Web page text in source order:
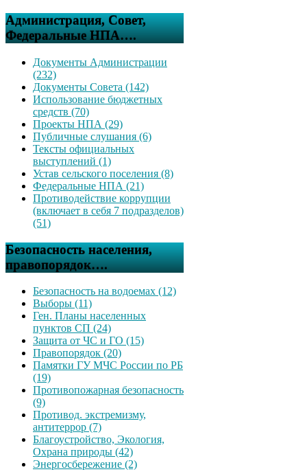
Администрация, Совет,
Федеральные НПА….
Документы Администрации
(232)
Документы Совета (142)
Использование бюджетных
средств (70)
Проекты НПА (29)
Публичные слушания (6)
Тексты официальных
выступлений (1)
Устав сельского поселения (8)
Федеральные НПА (21)
Противодействие коррупции
(включает в себя 7 подразделов)
(51)
Безопасность населения,
правопорядок….
Безопасность на водоемах (12)
Выборы (11)
Ген. Планы населенных
пунктов СП (24)
Защита от ЧС и ГО (15)
Правопорядок (20)
Памятки ГУ МЧС России по РБ
(19)
Противопожарная безопасность
(9)
Противод. экстремизму,
антитеррор (7)
Благоустройство, Экология,
Охрана природы (42)
Энергосбережение (2)